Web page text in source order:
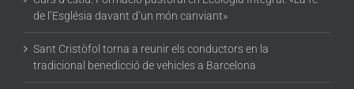
de l’Església davant d’un món canviant»
Sant Cristòfol torna a reunir els conductors en la
tradicional benedicció de vehicles a Barcelona